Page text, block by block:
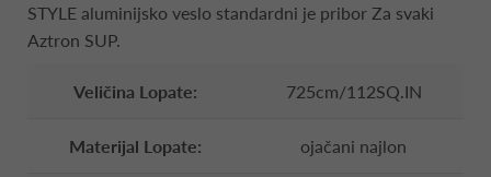
STYLE aluminijsko veslo standardni je pribor Za svaki
Aztron SUP.
Veličina Lopate: 725cm/112SQ.IN
Materijal Lopate: ojačani najlon